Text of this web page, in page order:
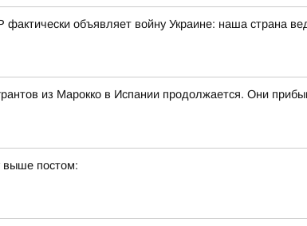
объявляет войну Украине: наша страна
из Марокко в Испании продолжается. Они
выше постом: